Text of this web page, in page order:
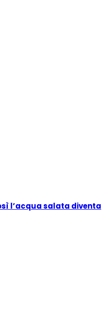
l’acqua salata diventa